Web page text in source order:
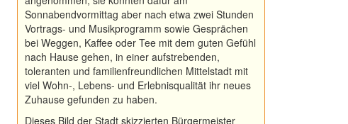
Sonnabendvormittag aber nach etwa zwei Stunden
Vortrags- und Musikprogramm sowie Gesprächen
bei Weggen, Kaffee oder Tee mit dem guten Gefühl
nach Hause gehen, in einer aufstrebenden,
toleranten und familienfreundlichen Mittelstadt mit
viel Wohn-, Lebens- und Erlebnisqualität ihr neues
Zuhause gefunden zu haben.
Dieses Bild der Stadt skizzierten Bürgermeister